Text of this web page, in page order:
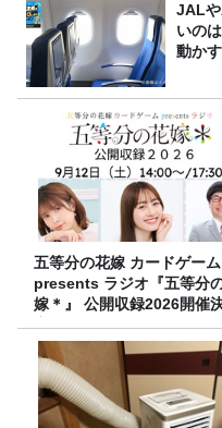
JAL
いの
動か
五等分の花嫁 カードゲーム
presents ラジオ『五等分
嫁＊』 公開収録2026開催
定！